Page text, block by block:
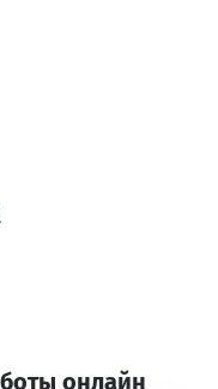
онлайн